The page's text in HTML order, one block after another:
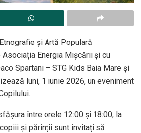
și Artă Populară
Asociația Energia Mișcării și cu
Spartani – STG Kids Baia Mare și
luni, 1 iunie 2026, un eveniment
între orele 12:00 și 18:00, la
și părinții sunt invitați să